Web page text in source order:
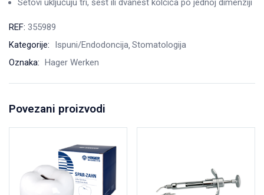
Setovi uključuju tri, šest ili dvanest kolčića po jednoj dimenziji
REF: 355989
Kategorije:
Ispuni/Endodoncija Stomatologija
Oznaka: Hager Werken
Povezani proizvodi